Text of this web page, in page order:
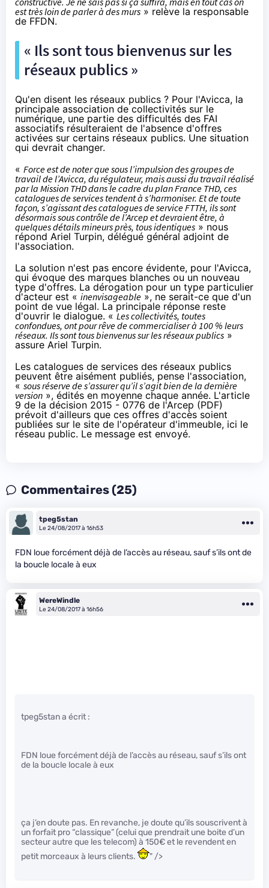
est très loin de parler à des murs » relève la responsable
de FFDN.
« Ils sont tous bienvenus sur les
réseaux publics »
Qu'en disent les réseaux publics ? Pour l'Avicca, la
principale association de collectivités sur le
numérique, une partie des difficultés des FAI
associatifs résulteraient de l'absence d'offres
activées sur certains réseaux publics. Une situation
qui devrait changer.
« Force est de noter que sous l’impulsion des groupes de
travail de l’Avicca, du régulateur, mais aussi du travail réalisé
par la Mission THD dans le cadre du plan France THD, ces
catalogues de services tendent à s’harmoniser. Et de toute
façon, s’agissant des catalogues de service FTTH, ils sont
désormais sous contrôle de l’Arcep et devraient être, à
quelques détails mineurs près, tous identiques » nous
répond Ariel Turpin, délégué général adjoint de
l'association.
La solution n'est pas encore évidente, pour l'Avicca,
qui évoque des marques blanches ou un nouveau
type d'offres. La dérogation pour un type particulier
d'acteur est « inenvisageable », ne serait-ce que d'un
point de vue légal. La principale réponse reste
d'ouvrir le dialogue. « Les collectivités, toutes
confondues, ont pour rêve de commercialiser à 100 % leurs
réseaux. Ils sont tous bienvenus sur les réseaux publics »
assure Ariel Turpin.
Les catalogues de services des réseaux publics
peuvent être aisément publiés, pense l'association,
« sous réserve de s’assurer qu’il s’agit bien de la dernière
version », édités en moyenne chaque année. L'article
9 de la décision 2015 - 0776 de l'Arcep (PDF)
prévoit d'ailleurs que ces offres d'accès soient
publiées sur le site de l'opérateur d'immeuble, ici le
réseau public. Le message est envoyé.
Commentaires (25)
tpeg5stan
Le 24/08/2017 à 16h53
FDN loue forcément déjà de l’accès au réseau, sauf s’ils ont de
la boucle locale à eux
WereWindle
Le 24/08/2017 à 16h56
tpeg5stan a écrit :
FDN loue forcément déjà de l’accès au réseau, sauf s’ils ont
de la boucle locale à eux
ça j’en doute pas. En revanche, je doute qu’ils souscrivent à
un forfait pro “classique” (celui que prendrait une boite d’un
secteur autre que les telecom) à 150€ et le revendent en
petit morceaux à leurs clients.
" />